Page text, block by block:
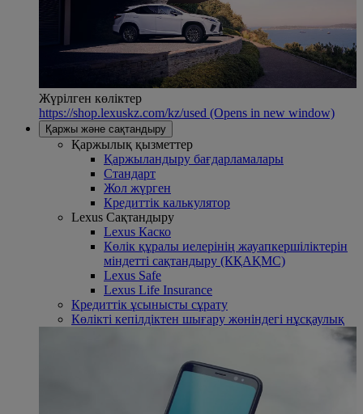
Жүрілген көліктер
https://shop.lexuskz.com/kz/used (Opens in new window)
Қаржы және сақтандыру
Қаржылық қызметтер
Қаржыландыру бағдарламалары
Стандарт
Жол жүрген
Кредиттік калькулятор
Lexus Сақтандыру
Lexus Каско
Көлік құралы иелерінің жауапкершіліктерін
міндетті сақтандыру (КҚАҚМС)
Lexus Safe
Lexus Life Insurance
Кредиттік ұсынысты сұрату
Көлікті кепілдіктен шығару жөніндегі нұсқаулық